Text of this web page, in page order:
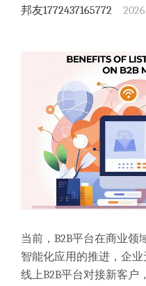
邦友1772437165772
当前，B2B平台在商业领
智能化应用的推进，企
线上B2B平台对接新客户